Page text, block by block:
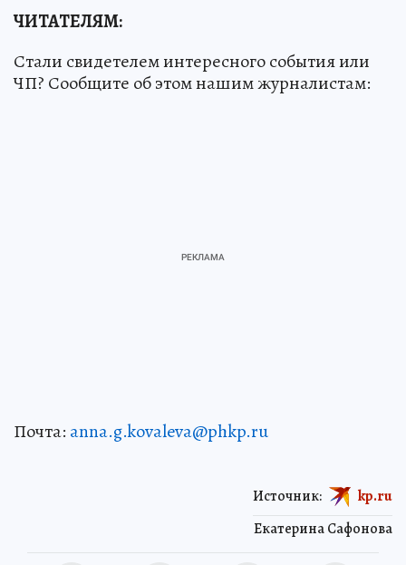
ЧИТАТЕЛЯМ:
Стали свидетелем интересного события или
ЧП? Сообщите об этом нашим журналистам:
Почта: anna.g.kovaleva@phkp.ru
Екатерина Сафонова
Источник: kp.ru